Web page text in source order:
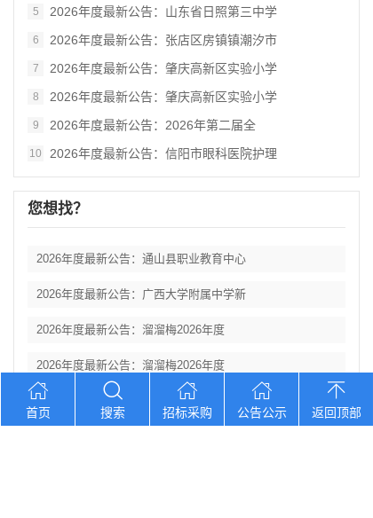
5 2026年度最新公告：山东省日照第三中学
6 2026年度最新公告：张店区房镇镇潮汐市
7 2026年度最新公告：肇庆高新区实验小学
8 2026年度最新公告：肇庆高新区实验小学
9 2026年度最新公告：2026年第二届全
10 2026年度最新公告：信阳市眼科医院护理
您想找？
2026年度最新公告：通山县职业教育中心
2026年度最新公告：广西大学附属中学新
2026年度最新公告：溜溜梅2026年度
2026年度最新公告：溜溜梅2026年度
2026年度最新公告：山东省日照第三中学
首页 搜索 招标采购 公告公示 返回顶部